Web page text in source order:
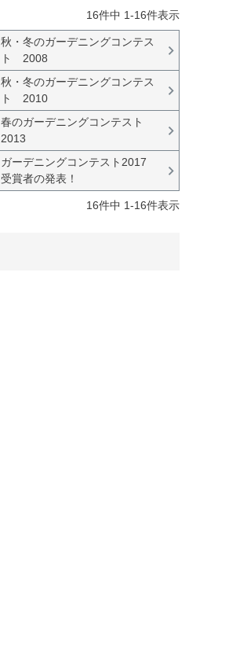
16件中 1-16件表示
秋・冬のガーデニングコンテス
ト 2008
秋・冬のガーデニングコンテス
ト 2010
春のガーデニングコンテスト
2013
ガーデニングコンテスト2017
受賞者の発表！
16件中 1-16件表示